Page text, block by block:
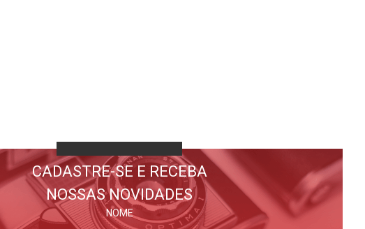
CADASTRE-SE E RECEBA
NOSSAS NOVIDADES
NOME